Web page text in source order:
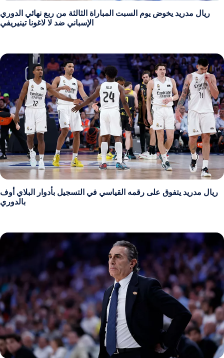
ريال مدريد يخوض يوم السبت المباراة الثالثة من ربع نهائي الدوري
الإسباني ضد لا لاغونا تينيريفي
ريال مدريد يتفوق على رقمه القياسي في التسجيل بأدوار البلاي أوف
بالدوري